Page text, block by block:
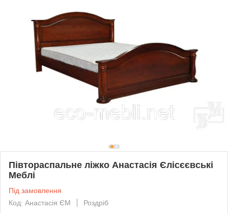
Півтораспальне ліжко Анастасія Єлісєєвські
Меблі
Під замовлення
Код: Анастасія ЄМ
Роздріб